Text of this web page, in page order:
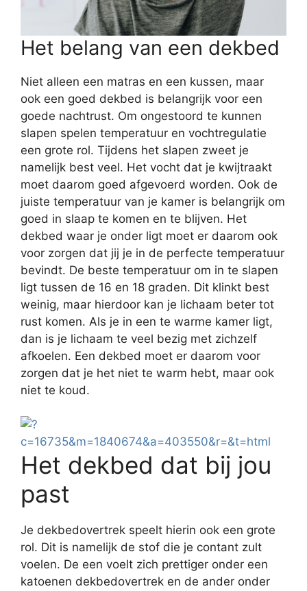
Het belang van een dekbed
Niet alleen een matras en een kussen, maar
ook een goed dekbed is belangrijk voor een
goede nachtrust. Om ongestoord te kunnen
slapen spelen temperatuur en vochtregulatie
een grote rol. Tijdens het slapen zweet je
namelijk best veel. Het vocht dat je kwijtraakt
moet daarom goed afgevoerd worden. Ook de
juiste temperatuur van je kamer is belangrijk om
goed in slaap te komen en te blijven. Het
dekbed waar je onder ligt moet er daarom ook
voor zorgen dat jij je in de perfecte temperatuur
bevindt. De beste temperatuur om in te slapen
ligt tussen de 16 en 18 graden. Dit klinkt best
weinig, maar hierdoor kan je lichaam beter tot
rust komen. Als je in een te warme kamer ligt,
dan is je lichaam te veel bezig met zichzelf
afkoelen. Een dekbed moet er daarom voor
zorgen dat je het niet te warm hebt, maar ook
niet te koud.
Het dekbed dat bij jou
past
Je dekbedovertrek speelt hierin ook een grote
rol. Dit is namelijk de stof die je contant zult
voelen. De een voelt zich prettiger onder een
katoenen dekbedovertrek en de ander onder